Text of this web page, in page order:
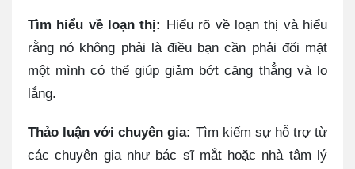
Tìm hiểu về loạn thị: Hiểu rõ về loạn thị và hiểu
rằng nó không phải là điều bạn cần phải đối mặt
một mình có thể giúp giảm bớt căng thẳng và lo
lắng.
Thảo luận với chuyên gia: Tìm kiếm sự hỗ trợ từ
các chuyên gia như bác sĩ mắt hoặc nhà tâm lý